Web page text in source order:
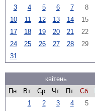
3
4 5 6 7 8
10
11 12 13 14 15
17
18 19 20 21 22
24
25 26 27 28 29
31
квітень
Пн
Вт Ср Чт Пт Сб
1
2 3 4 5